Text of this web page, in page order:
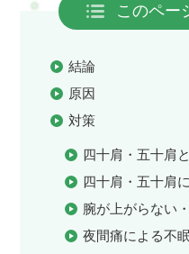
このペー
結論
原因
対策
四十肩・五十肩
四十肩・五十肩
腕が上がらない
夜間痛による不